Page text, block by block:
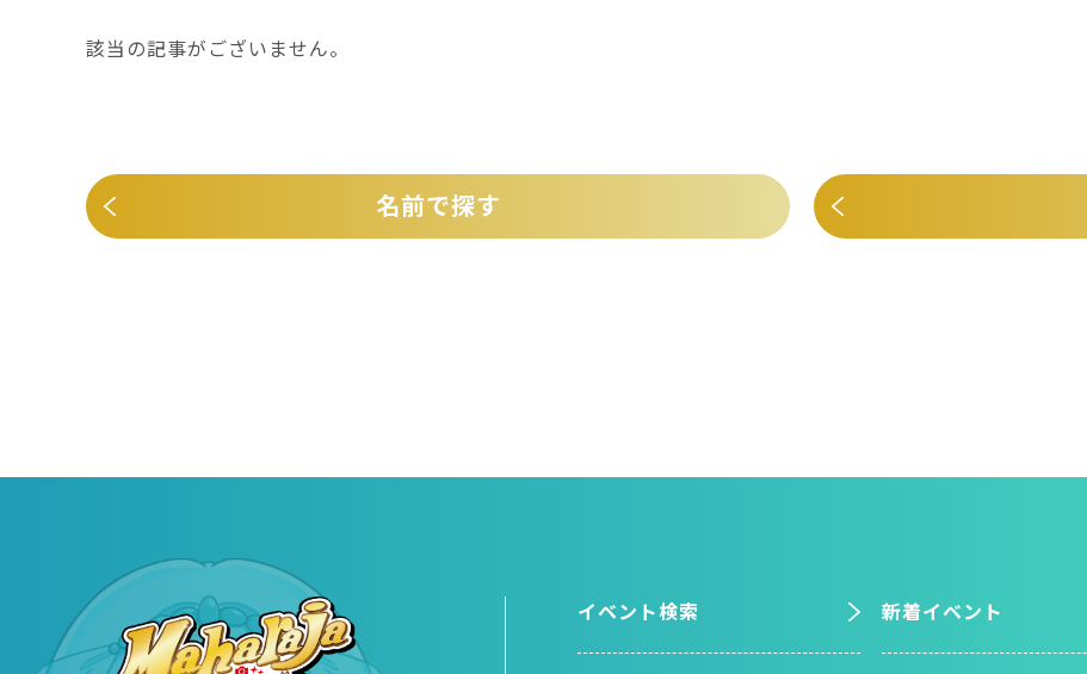
該当の記事がございません。
名前で探す
イベント検索 新着イベント